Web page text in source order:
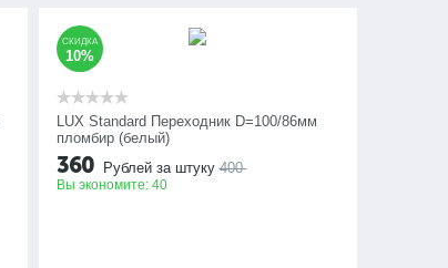
СКИДКА
10%
LUX Standard Переходник D=100/86мм
пломбир (белый)
360 Рублей за штуку 400
Вы экономите: 40